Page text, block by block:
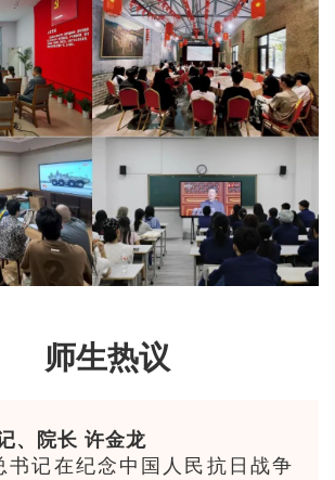
师生热议
、院长 许金龙
书记在纪念中国人民抗日战争